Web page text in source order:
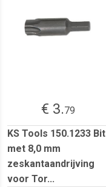
€ 3.79
KS Tools 150.1233 Bit
met 8,0 mm
zeskantaandrijving
voor Tor...